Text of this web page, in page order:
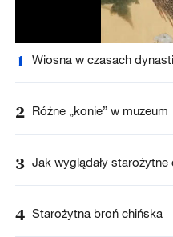
1 Wiosna w czasach
2 Różne „konie” w muzeum
3 Jak wyglądały
4 Starożytna broń chińska